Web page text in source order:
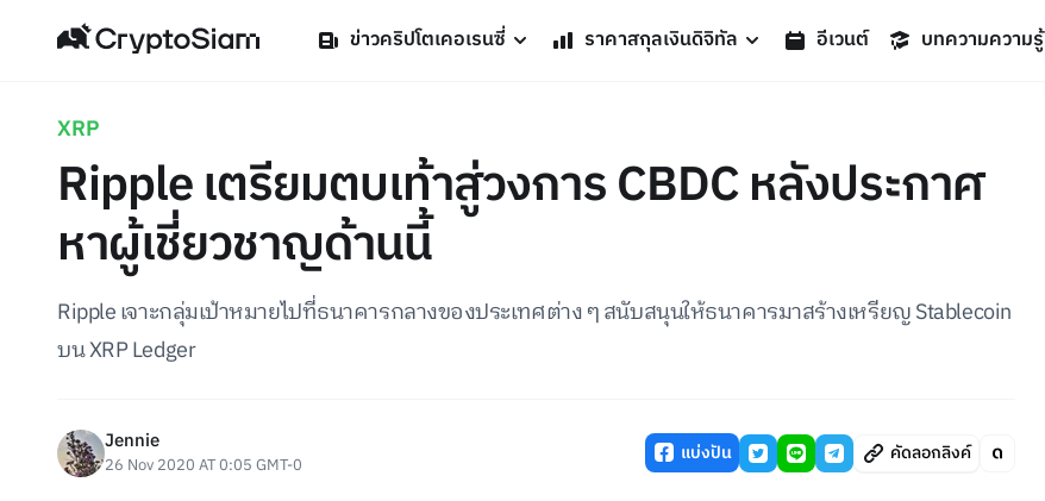
ข่าวคริปโตเคอเรนซี่ ราคาสกุลเงินดิจิทัล อีเวนต์ บทความความรู้
XRP
Ripple เตรียมตบเท้าสู่วงการ CBDC หลังประกาศ
หาผู้เชี่ยวชาญด้านนี้
Ripple เจาะกลุ่มเป้าหมายไปที่ธนาคารกลางของประเทศต่าง ๆ สนับสนุนให้ธนาคารมาสร้างเหรียญ Stablecoin
บน XRP Ledger
Jennie
26 Nov 2020 AT 0:05 GMT-0 แบ่งปัน คัดลอกลิงค์